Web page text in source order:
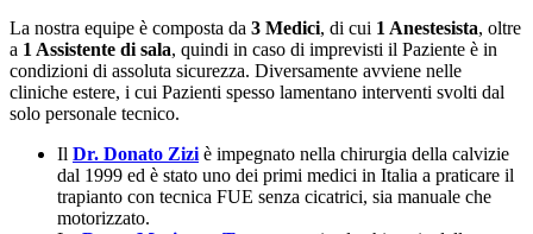
La nostra equipe è composta da 3 Medici, di cui 1 Anestesista, oltre
a 1 Assistente di sala, quindi in caso di imprevisti il Paziente è in
condizioni di assoluta sicurezza. Diversamente avviene nelle
cliniche estere, i cui Pazienti spesso lamentano interventi svolti dal
solo personale tecnico.
Il Dr. Donato Zizi è impegnato nella chirurgia della calvizie
dal 1999 ed è stato uno dei primi medici in Italia a praticare il
trapianto con tecnica FUE senza cicatrici, sia manuale che
motorizzato.